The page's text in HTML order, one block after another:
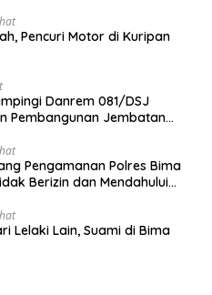
Pencuri Motor di Kuripan
Danrem 081/DSJ
Pembangunan Jembatan
Pengamanan Polres Bima
Berizin dan Mendahului
Lelaki Lain, Suami di Bima